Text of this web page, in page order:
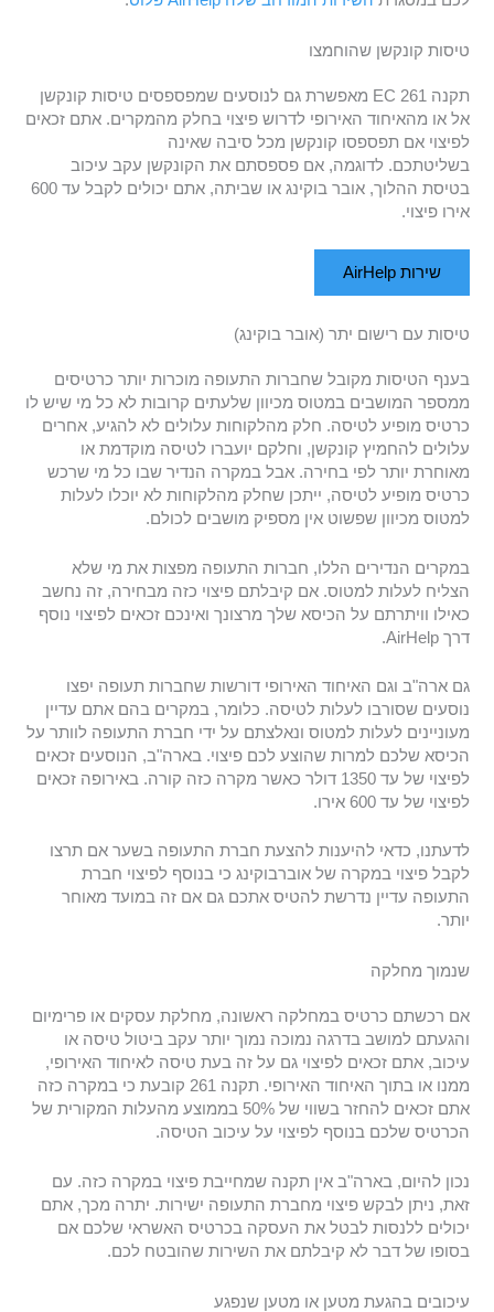
טיסות קונקשן שהוחמצו
תקנה EC 261 מאפשרת גם לנוסעים שמפספסים טיסות קונקשן
אל או מהאיחוד האירופי לדרוש פיצוי בחלק מהמקרים. אתם זכאים
לפיצוי אם תפספסו קונקשן מכל סיבה שאינה
בשליטתכם. לדוגמה, אם פספסתם את הקונקשן עקב עיכוב
בטיסת ההלוך, אובר בוקינג או שביתה, אתם יכולים לקבל עד 600
אירו פיצוי.
שירות AirHelp
טיסות עם רישום יתר (אובר בוקינג)
בענף הטיסות מקובל שחברות התעופה מוכרות יותר כרטיסים
ממספר המושבים במטוס מכיוון שלעתים קרובות לא כל מי שיש לו
כרטיס מופיע לטיסה. חלק מהלקוחות עלולים לא להגיע, אחרים
עלולים להחמיץ קונקשן, וחלקם יועברו לטיסה מוקדמת או
מאוחרת יותר לפי בחירה. אבל במקרה הנדיר שבו כל מי שרכש
כרטיס מופיע לטיסה, ייתכן שחלק מהלקוחות לא יוכלו לעלות
למטוס מכיוון שפשוט אין מספיק מושבים לכולם.
במקרים הנדירים הללו, חברות התעופה מפצות את מי שלא
הצליח לעלות למטוס. אם קיבלתם פיצוי כזה מבחירה, זה נחשב
כאילו וויתרתם על הכיסא שלך מרצונך ואינכם זכאים לפיצוי נוסף
דרך AirHelp.
גם ארה"ב וגם האיחוד האירופי דורשות שחברות תעופה יפצו
נוסעים שסורבו לעלות לטיסה. כלומר, במקרים בהם אתם עדיין
מעוניינים לעלות למטוס ונאלצתם על ידי חברת התעופה לוותר על
הכיסא שלכם למרות שהוצע לכם פיצוי. בארה"ב, הנוסעים זכאים
לפיצוי של עד 1350 דולר כאשר מקרה כזה קורה. באירופה זכאים
לפיצוי של עד 600 אירו.
לדעתנו, כדאי להיענות להצעת חברת התעופה בשער אם תרצו
לקבל פיצוי במקרה של אוברבוקינג כי בנוסף לפיצוי חברת
התעופה עדיין נדרשת להטיס אתכם גם אם זה במועד מאוחר
יותר.
שנמוך מחלקה
אם רכשתם כרטיס במחלקה ראשונה, מחלקת עסקים או פרימיום
והגעתם למושב בדרגה נמוכה נמוך יותר עקב ביטול טיסה או
עיכוב, אתם זכאים לפיצוי גם על זה בעת טיסה לאיחוד האירופי,
ממנו או בתוך האיחוד האירופי. תקנה 261 קובעת כי במקרה כזה
אתם זכאים להחזר בשווי של 50% בממוצע מהעלות המקורית של
הכרטיס שלכם בנוסף לפיצוי על עיכוב הטיסה.
נכון להיום, בארה"ב אין תקנה שמחייבת פיצוי במקרה כזה. עם
זאת, ניתן לבקש פיצוי מחברת התעופה ישירות. יתרה מכך, אתם
יכולים ללנסות לבטל את העסקה בכרטיס האשראי שלכם אם
בסופו של דבר לא קיבלתם את השירות שהובטח לכם.
עיכובים בהגעת מטען או מטען שנפגע